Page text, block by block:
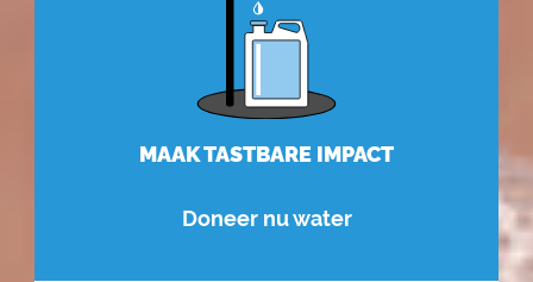
MAAK TASTBARE IMPACT
Doneer nu water